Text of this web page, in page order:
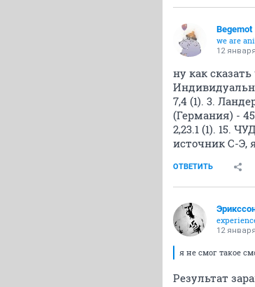
Begemot
we are
12
ну как
7,4 (1). 3.
(Германия) -
2,23.1 (1). 15.
источник C-Э,
ОТВЕТИТЬ
12
я не смог такое
Результат